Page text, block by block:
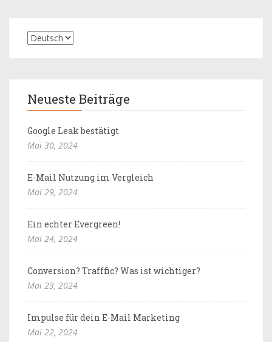
Neueste Beiträge
Google Leak bestätigt
Mai 30, 2024
E-Mail Nutzung im Vergleich
Mai 29, 2024
Ein echter Evergreen!
Mai 24, 2024
Conversion? Trafffic? Was ist wichtiger?
Mai 23, 2024
Impulse für dein E-Mail Marketing
Mai 22, 2024